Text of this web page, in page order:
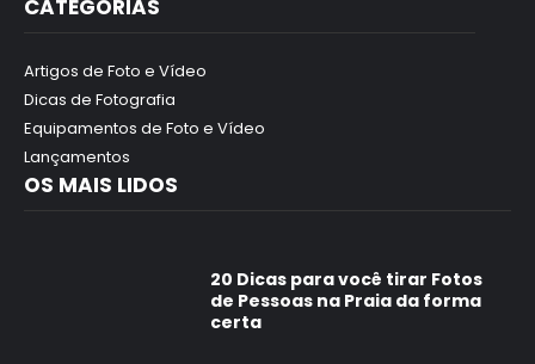
CATEGORIAS
Artigos de Foto e Vídeo
Dicas de Fotografia
Equipamentos de Foto e Vídeo
Lançamentos
OS MAIS LIDOS
20 Dicas para você tirar Fotos
de Pessoas na Praia da forma
certa